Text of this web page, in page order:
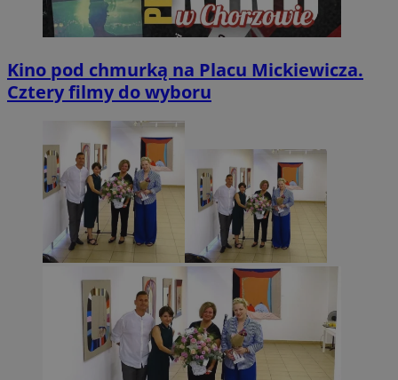
Kino pod chmurką na Placu Mickiewicza.
Cztery filmy do wyboru